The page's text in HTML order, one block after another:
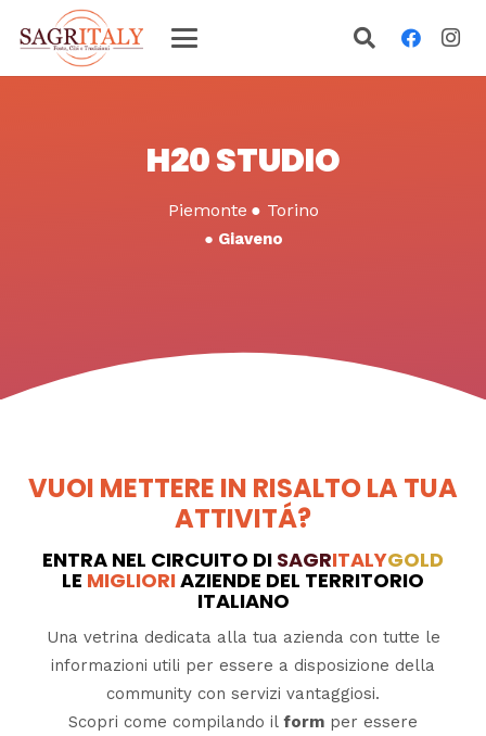
H20 STUDIO
Piemonte ● Torino
● Giaveno
VUOI METTERE IN RISALTO LA TUA
ATTIVITÁ?
ENTRA NEL CIRCUITO DI SAGRITALYGOLD
LE MIGLIORIAZIENDE DEL TERRITORIO
ITALIANO
Una vetrina dedicata alla tua azienda con tutte le
informazioni utili per essere a disposizione della
community con servizi vantaggiosi.
Scopri come compilando il form per essere